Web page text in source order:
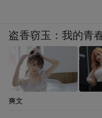
盗香窃玉：我的青
爽文